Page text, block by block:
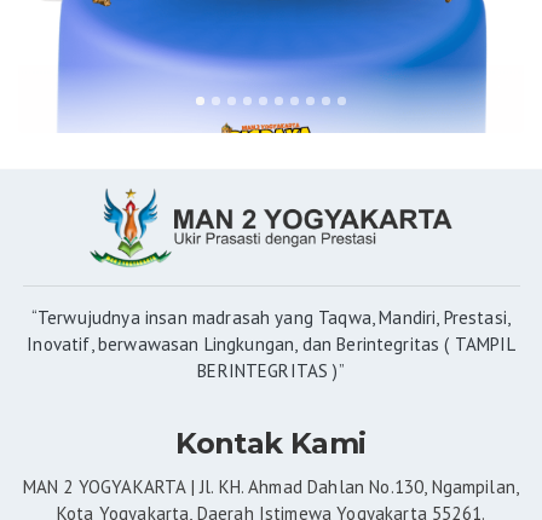
“Terwujudnya insan madrasah yang Taqwa, Mandiri, Prestasi,
Inovatif, berwawasan Lingkungan, dan Berintegritas ( TAMPIL
BERINTEGRITAS )”
Kontak Kami
MAN 2 YOGYAKARTA | Jl. KH. Ahmad Dahlan No.130, Ngampilan,
Kota Yogyakarta, Daerah Istimewa Yogyakarta 55261.